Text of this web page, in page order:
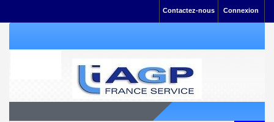
Connexion
Contactez-nous